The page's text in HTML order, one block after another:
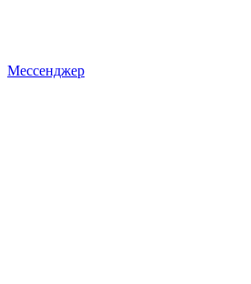
Мессенджер